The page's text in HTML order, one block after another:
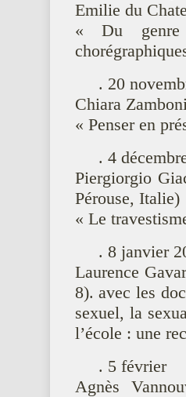
Emilie du
« Du
. 20
Chiara
« Penser en
. 4
Piergiorgio
Pérouse, Italie)
« Le
. 8 janvier
Laurence
8). avec les
sexuel, la
l’école : une
. 5 février
Agnès